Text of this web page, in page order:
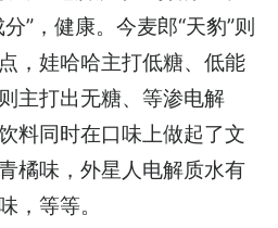
”，健康。今麦郎“天豹”则
，娃哈哈主打低糖、低能
主打出无糖、等渗电解
料同时在口味上做起了文
橘味，外星人电解质水有
，等等。